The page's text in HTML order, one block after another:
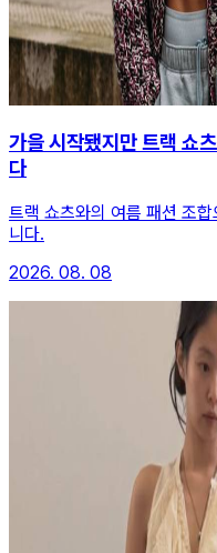
가을 시작됐지만 트랙 쇼
다
트랙 쇼츠와의 여름 패션 조
니다.
2026. 08. 08